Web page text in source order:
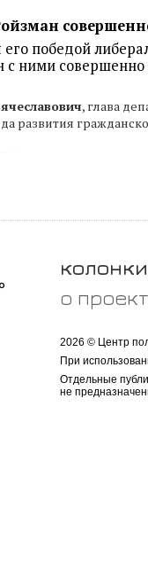
победой
с ними
, глава
развития
колонки
о
2026 © Центр
При
Отдельные
не